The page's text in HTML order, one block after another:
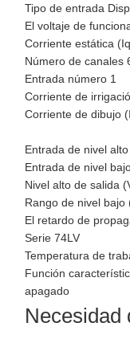
Tipo de entrada
El voltaje de
Corriente estática
Número de canales
Entrada número 1
Corriente de
Corriente de dibujo
Entrada de nivel
Entrada de nivel
Nivel alto de salida
Rango de nivel bajo
El retardo de
Serie 74LV
Temperatura de
Función
apagado
Necesidad